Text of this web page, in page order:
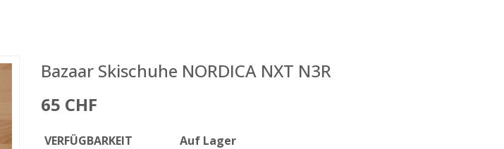
Bazaar Skischuhe NORDICA NXT N3R
65 CHF
VERFÜGBARKEIT Auf Lager